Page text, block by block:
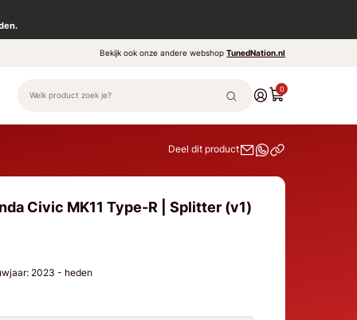
Bekijk ook onze andere webshopTunedNation.nl
0
Deel dit product
Civic MK11 Type-R | Splitter (v1)
2023 - heden